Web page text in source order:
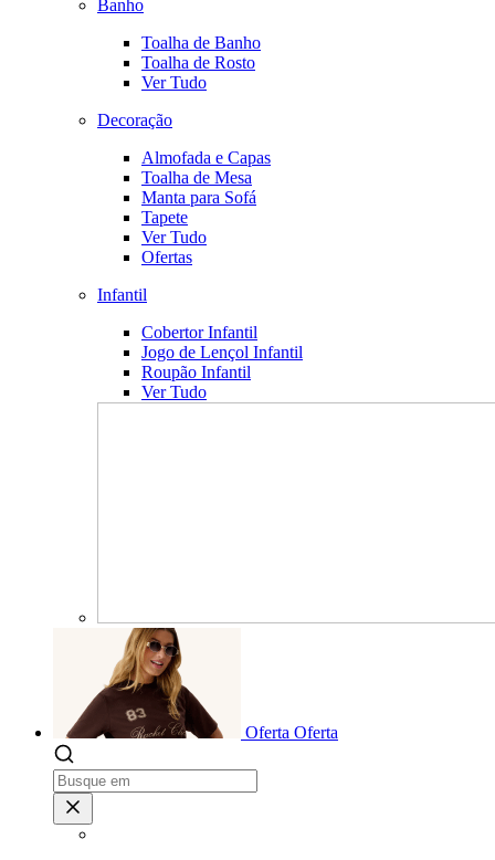
Banho
Toalha de Banho
Toalha de Rosto
Ver Tudo
Decoração
Almofada e Capas
Toalha de Mesa
Manta para Sofá
Tapete
Ver Tudo
Ofertas
Infantil
Cobertor Infantil
Jogo de Lençol Infantil
Roupão Infantil
Ver Tudo
Oferta Oferta